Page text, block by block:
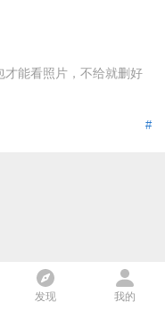
才能看照片，不给就删好
#
发现 我的